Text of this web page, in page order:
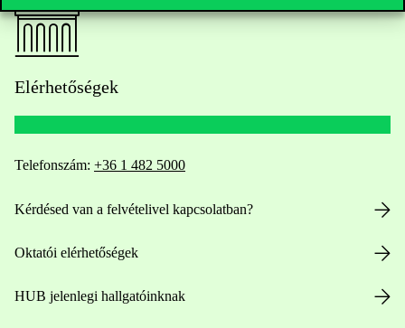
Elérhetőségek
Telefonszám: +36 1 482 5000
Kérdésed van a felvételivel kapcsolatban?
Oktatói elérhetőségek
HUB jelenlegi hallgatóinknak